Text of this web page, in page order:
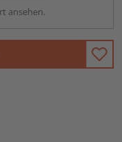
ansehen.